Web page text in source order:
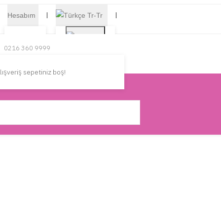
Hesabım
Aç
Tr-Tr
sepetiniz boş!
0216 360 9999